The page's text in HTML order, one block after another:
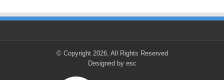
© Copyright 2026, All Rights Reserved
Designed by esc